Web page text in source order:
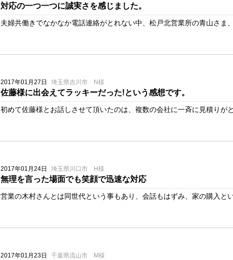
対応の一つ一つに誠実さを感じました。
夫婦共働きでなかなか電話連絡がとれない中、松戸北営業所の青山さま
2017年01月27日 埼玉県吉川市 N様
佐藤様に出会えてラッキーだった!という感想です。
初めて佐藤様とお話しさせて頂いたのは、複数の会社に一斉に見積りが
2017年01月24日 埼玉県川口市 H様
無理を言った場面でも笑顔で迅速な対応
営業の木村さんとは同世代という事もあり、会話もはずみ、家の購入と
2017年01月23日 千葉県流山市 M様